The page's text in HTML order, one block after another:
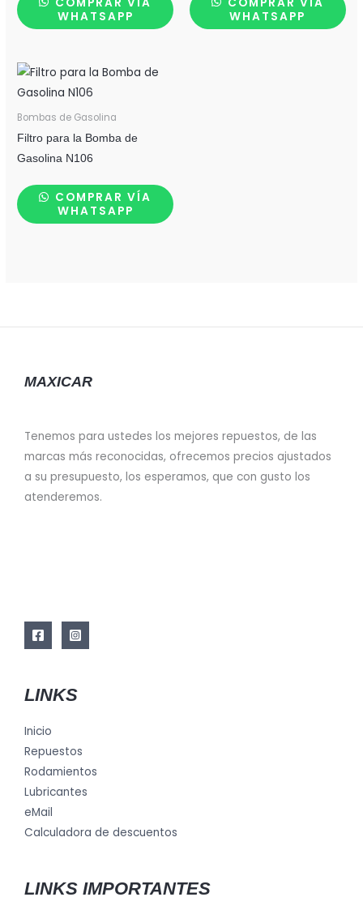
WHATSAPP
WHATSAPP
Bombas de Gasolina
Filtro para la Bomba de
Gasolina N106
COMPRAR VÍA
WHATSAPP
MAXICAR
Tenemos para ustedes los mejores repuestos, de las
marcas más reconocidas, ofrecemos precios ajustados
a su presupuesto, los esperamos, que con gusto los
atenderemos.
LINKS
Inicio
Repuestos
Rodamientos
Lubricantes
eMail
Calculadora de descuentos
LINKS IMPORTANTES